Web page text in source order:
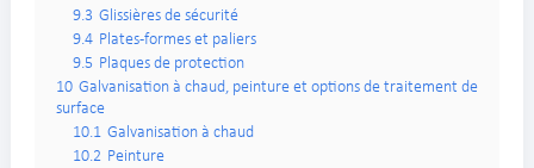
9.3 Glissières de sécurité
9.4 Plates-formes et paliers
9.5 Plaques de protection
10 Galvanisation à chaud, peinture et options de traitement de
surface
10.1 Galvanisation à chaud
10.2 Peinture